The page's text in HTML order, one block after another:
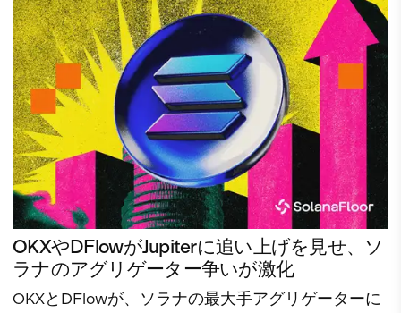
OKXやDFlowがJupiterに追い上げを見せ、ソ
ラナのアグリゲーター争いが激化
OKXとDFlowが、ソラナの最大手アグリゲーターに